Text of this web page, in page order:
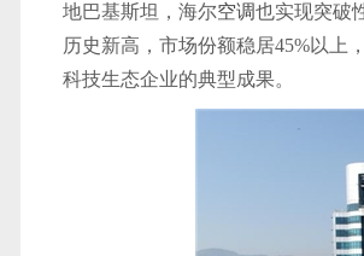
地巴基斯坦，海尔空调也实现突破
历史新高，市场份额稳居45%以上
科技生态企业的典型成果。